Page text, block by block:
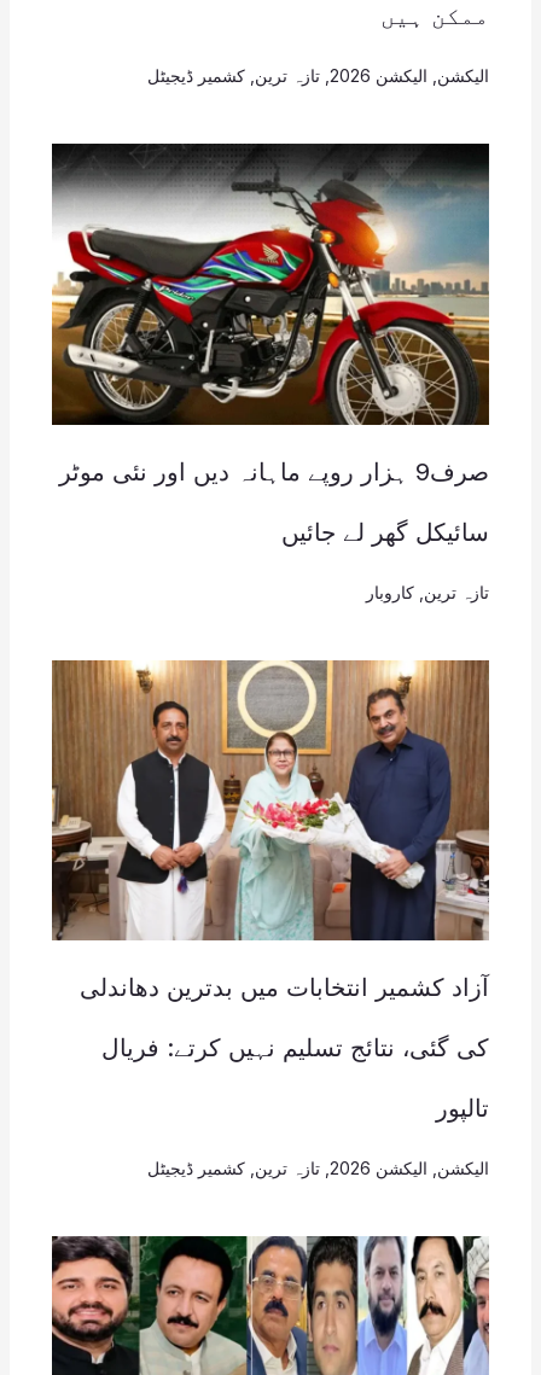
ممکن ہیں
الیکشن الیکشن 2026 , تازہ ترین کشمیر ڈیجیٹل
صرف9 ہزار روپے ماہانہ دیں اور نئی موٹر
سائیکل گھر لے جائیں
تازہ ترین کاروبار
آزاد کشمیر انتخابات میں بدترین دھاندلی
کی گئی، نتائج تسلیم نہیں کرتے: فریال
تالپور
الیکشن الیکشن 2026 , تازہ ترین کشمیر ڈیجیٹل